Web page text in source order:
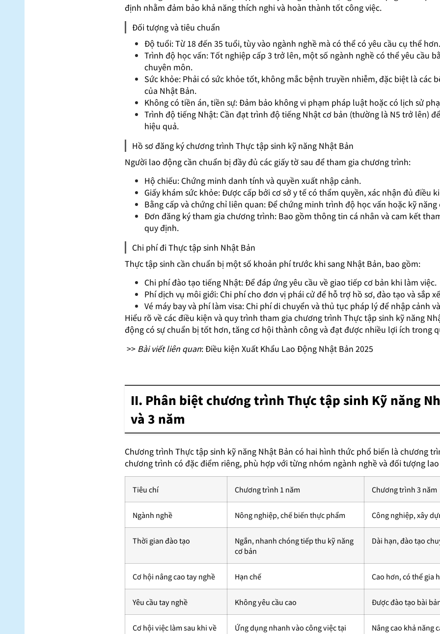
định nhằm đảm bảo khả năng thích nghi và hoàn thành tốt công việc.
Đối tượng và tiêu chuẩn
Độ tuổi: Từ 18 đến 35 tuổi, tùy vào ngành nghề mà có thể có yêu cầu cụ thể
Trình độ học vấn: Tốt nghiệp cấp 3 trở lên, một số ngành nghề có thể yêu cầu
chuyên môn.
Sức khỏe: Phải có sức khỏe tốt, không mắc bệnh truyền nhiễm, đặc biệt là các
của Nhật Bản.
Không có tiền án, tiền sự: Đảm bảo không vi phạm pháp luật hoặc có lịch sử
Trình độ tiếng Nhật: Cần đạt trình độ tiếng Nhật cơ bản (thường là N5 trở lên)
hiệu quả.
Hồ sơ đăng ký chương trình Thực tập sinh kỹ năng Nhật Bản
Người lao động cần chuẩn bị đầy đủ các giấy tờ sau để tham gia chương trình:
Hộ chiếu: Chứng minh danh tính và quyền xuất nhập cảnh.
Giấy khám sức khỏe: Được cấp bởi cơ sở y tế có thẩm quyền, xác nhận đủ điều
Bằng cấp và chứng chỉ liên quan: Để chứng minh trình độ học vấn hoặc kỹ
Đơn đăng ký tham gia chương trình: Bao gồm thông tin cá nhân và cam kết
quy định.
Chi phí đi Thực tập sinh Nhật Bản
Thực tập sinh cần chuẩn bị một số khoản phí trước khi sang Nhật Bản, bao gồm:
Chi phí đào tạo tiếng Nhật: Để đáp ứng yêu cầu về giao tiếp cơ bản khi làm việc.
Phí dịch vụ môi giới: Chi phí cho đơn vị phái cử để hỗ trợ hồ sơ, đào tạo và sắp
Vé máy bay và phí làm visa: Chi phí di chuyển và thủ tục pháp lý để nhập cảnh
Hiểu rõ về các điều kiện và quy trình tham gia chương trình Thực tập sinh kỹ năng
động có sự chuẩn bị tốt hơn, tăng cơ hội thành công và đạt được nhiều lợi ích trong
>> Bài viết liên quan:Điều kiện Xuất Khẩu Lao Động Nhật Bản 2025
II. Phân biệt chương trình Thực tập sinh Kỹ năng
và 3 năm
Chương trình Thực tập sinh kỹ năng Nhật Bản có hai hình thức phổ biến là chương
chương trình có đặc điểm riêng, phù hợp với từng nhóm ngành nghề và đối tượng
Tiêu chí Chương trình 1 năm Chương trình 3 năm
Ngành nghề Nông nghiệp, chế biến thực phẩm Công nghiệp, xây
Thời gian đào tạo
Ngắn, nhanh chóng tiếp thu kỹ năng
cơ bản
Dài hạn, đào tạo
Cơ hội nâng cao tay nghề Hạn chế Cao hơn, có thể gia
Yêu cầu tay nghề Không yêu cầu cao Được đào tạo bài
Cơ hội việc làm sau khi về
Ứng dụng nhanh vào công việc tại
Nâng cao khả năng